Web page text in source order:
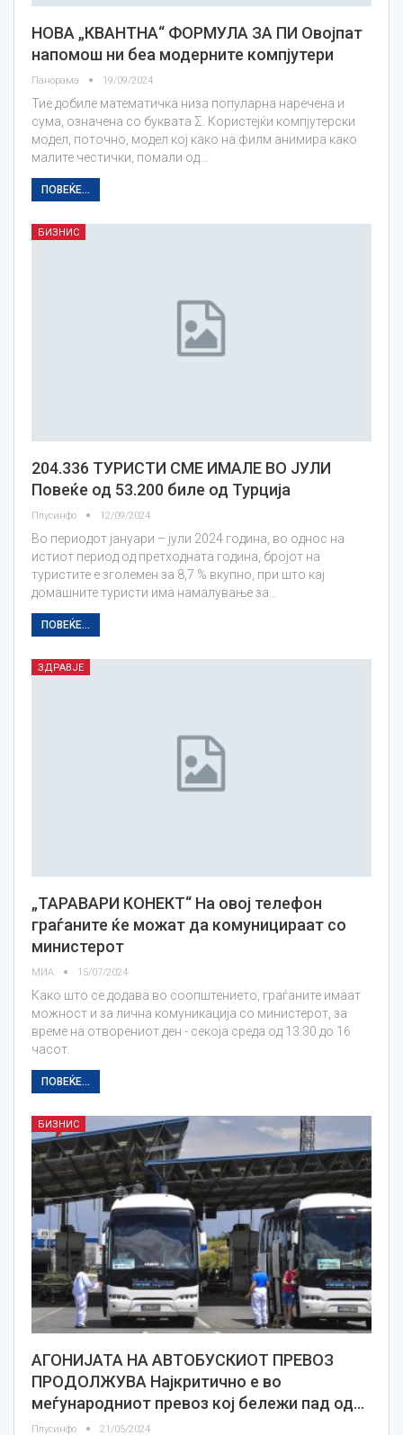
НОВА „КВАНТНА“ ФОРМУЛА ЗА ПИ Овојпат
напомош ни беа модерните компјутери
Панорама 19/09/2024
Тие добиле математичка низа популарна наречена и
сума, означена со буквата Σ. Користејќи компјутерски
модел, поточно, модел кој како на филм анимира како
малите честички, помали од…
ПОВЕЌЕ...
БИЗНИС
204.336 ТУРИСТИ СМЕ ИМАЛЕ ВО ЈУЛИ
Повеќе од 53.200 биле од Турција
Плусинфо 12/09/2024
Во периодот јануари – јули 2024 година, во однос на
истиот период од претходната година, бројот на
туристите е зголемен за 8,7 % вкупно, при што кај
домашните туристи има намалување за…
ПОВЕЌЕ...
ЗДРАВЈЕ
„ТАРАВАРИ КОНЕКТ“ На овој телефон
граѓаните ќе можат да комуницираат со
министерот
МИА 15/07/2024
Како што се додава во соопштението, граѓаните имаат
можност и за лична комуникација со министерот, за
време на отворениот ден - секоја среда од 13:30 до 16
часот.
ПОВЕЌЕ...
БИЗНИС
АГОНИЈАТА НА АВТОБУСКИОТ ПРЕВОЗ
ПРОДОЛЖУВА Најкритично е во
меѓународниот превоз кој бележи пад од…
Плусинфо 21/05/2024